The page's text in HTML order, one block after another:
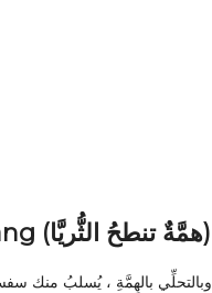
La Tahzan 241-3 Wawasan Setinggi Bintang (همَّةٌ تنطحُ الثُّريَّا)
وبالتحلِّي بالهِمَّةِ ، يُسلبُ منك